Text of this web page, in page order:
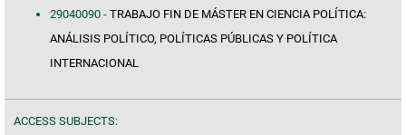
29040090 - TRABAJO FIN DE MÁSTER EN CIENCIA POLÍTICA:
ANÁLISIS POLÍTICO, POLÍTICAS PÚBLICAS Y POLÍTICA
INTERNACIONAL
ACCESS SUBJECTS: